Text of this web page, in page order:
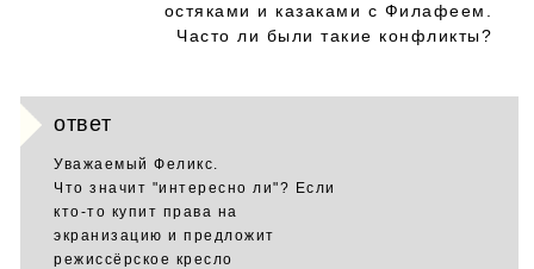
остяками и казаками с Филафеем.
Часто ли были такие конфликты?
ответ
Уважаемый Феликс.
Что значит "интересно ли"? Если
кто-то купит права на
экранизацию и предложит
режиссёрское кресло